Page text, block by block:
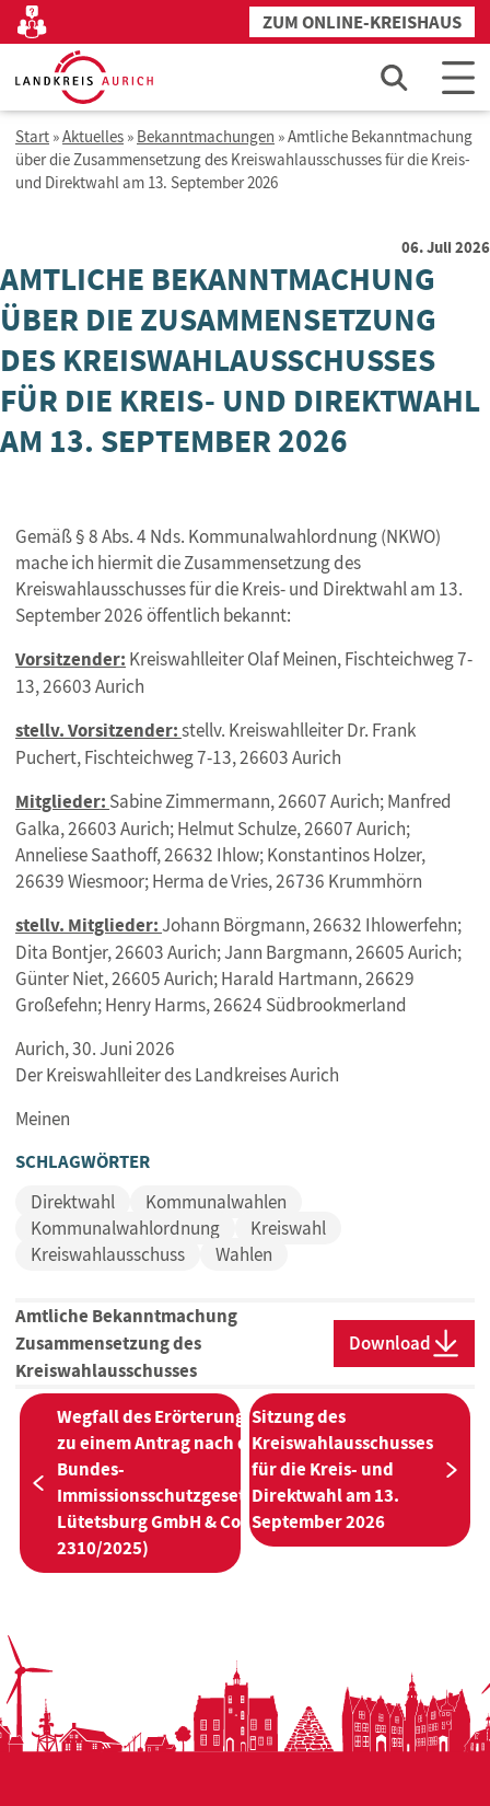
Zum
Inhalt
springen
Kontakt ZUM ONLINE-KREISHAUS
Start »Aktuelles » Bekanntmachungen »Amtliche Bekanntmachung
über die Zusammensetzung des Kreiswahlausschusses für die Kreis-
und Direktwahl am 13. September 2026
06. Juli 2026
AMTLICHE BEKANNTMACHUNG
ÜBER DIE ZUSAMMENSETZUNG
DES KREISWAHLAUSSCHUSSES
FÜR DIE KREIS- UND DIREKTWAHL
AM 13. SEPTEMBER 2026
Gemäß § 8 Abs. 4 Nds. Kommunalwahlordnung (NKWO)
mache ich hiermit die Zusammensetzung des
Kreiswahlausschusses für die Kreis- und Direktwahl am 13.
September 2026 öffentlich bekannt:
Vorsitzender: Kreiswahlleiter Olaf Meinen, Fischteichweg 7-
13, 26603 Aurich
stellv. Vorsitzender:stellv. Kreiswahlleiter Dr. Frank
Puchert, Fischteichweg 7-13, 26603 Aurich
Mitglieder: Sabine Zimmermann, 26607 Aurich; Manfred
Galka, 26603 Aurich; Helmut Schulze, 26607 Aurich;
Anneliese Saathoff, 26632 Ihlow; Konstantinos Holzer,
26639 Wiesmoor; Herma de Vries, 26736 Krummhörn
stellv. Mitglieder:Johann Börgmann, 26632 Ihlowerfehn;
Dita Bontjer, 26603 Aurich; Jann Bargmann, 26605 Aurich;
Günter Niet, 26605 Aurich; Harald Hartmann, 26629
Großefehn; Henry Harms, 26624 Südbrookmerland
Aurich, 30. Juni 2026
Der Kreiswahlleiter des Landkreises Aurich
Meinen
SCHLAGWÖRTER
Direktwahl
Kommunalwahlen
Kommunalwahlordnung
Kreiswahl
Kreiswahlausschuss
Wahlen
Amtliche Bekanntmachung
Zusammensetzung des
Kreiswahlausschusses
Download
BEITRAGSNAVIGATION
Vorherige:
Wegfall des Erörterungstermins
zu einem Antrag nach dem
Bundes-
ImmissionsschutzgesetzWindpark
Lütetsburg GmbH & Co. KG (Az.:
2310/2025)
Sitzung des
Kreiswahlausschusses
für die Kreis- und
Direktwahl am 13.
September 2026